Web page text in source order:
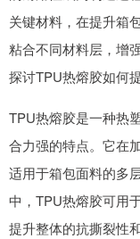
关键材料，在提升箱
粘合不同材料层，增
探讨TPU热熔胶如何
TPU热熔胶是一种热
合力强的特点。它在
适用于箱包面料的多
中，TPU热熔胶可用
提升整体的抗撕裂性